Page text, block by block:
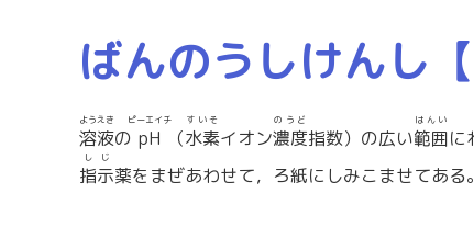
ばんのうしけんし
溶液
ようえき
の pH
ピーエイチ
（水素
すいそ
イオン濃度
のうど
指数）の広い範囲
はんい
に
指示
しじ
薬をまぜあわせて，ろ紙にしみこませてある。